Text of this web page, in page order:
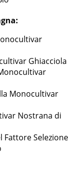
Ghiacciola
Monocultivar
Nostrana di
Fattore Selezione